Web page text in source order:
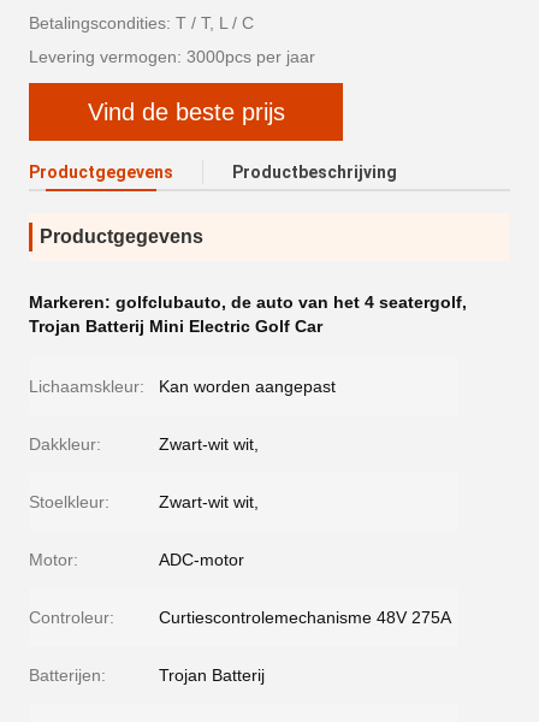
Betalingscondities: T / T, L / C
Levering vermogen: 3000pcs per jaar
Vind de beste prijs
Productgegevens Productbeschrijving
Productgegevens
Markeren: golfclubauto, de auto van het 4 seatergolf,
Trojan Batterij Mini Electric Golf Car
Lichaamskleur: Kan worden aangepast
Dakkleur: Zwart-wit wit,
Stoelkleur: Zwart-wit wit,
Motor: ADC-motor
Controleur: Curtiescontrolemechanisme 48V 275A
Batterijen: Trojan Batterij